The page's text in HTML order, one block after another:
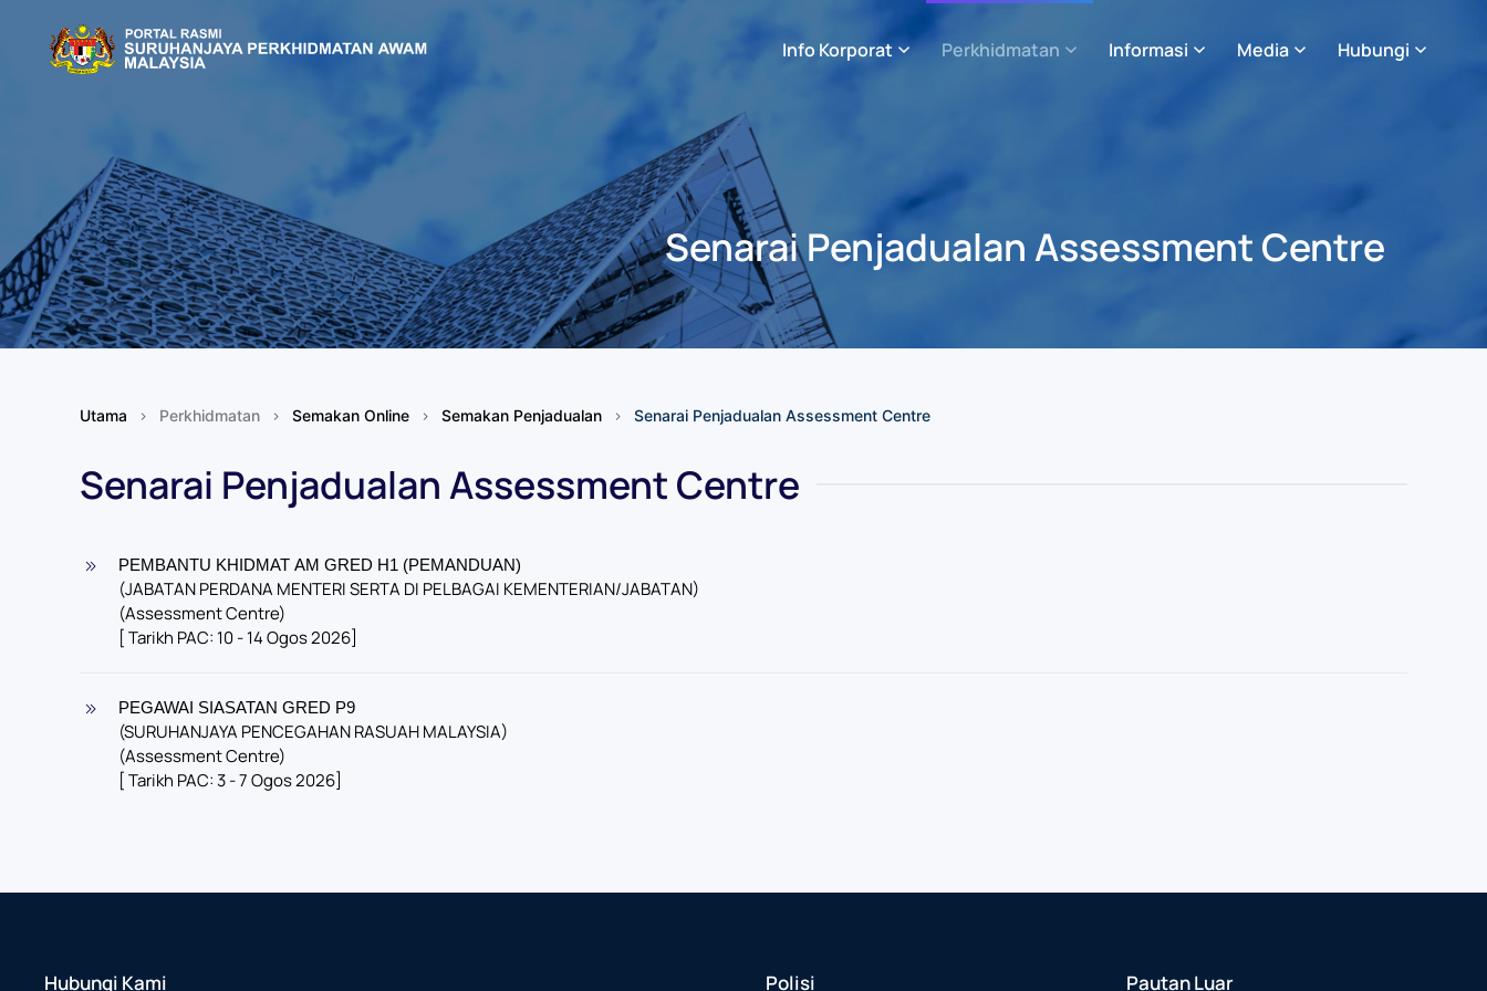
Skip to main content
Info Korporat Perkhidmatan Informasi Media Hubungi
Senarai Penjadualan Assessment Centre
Utama Perkhidmatan Semakan Online Semakan Penjadualan Senarai Penjadualan Assessment Centre
Senarai Penjadualan Assessment Centre
PEMBANTU KHIDMAT AM GRED H1 (PEMANDUAN)
(JABATAN PERDANA MENTERI SERTA DI PELBAGAI KEMENTERIAN/JABATAN)
(Assessment Centre)
[ Tarikh PAC: 10 - 14 Ogos 2026]
PEGAWAI SIASATAN GRED P9
(SURUHANJAYA PENCEGAHAN RASUAH MALAYSIA)
(Assessment Centre)
[ Tarikh PAC: 3 - 7 Ogos 2026]
Hubungi Kami Polisi Pautan Luar